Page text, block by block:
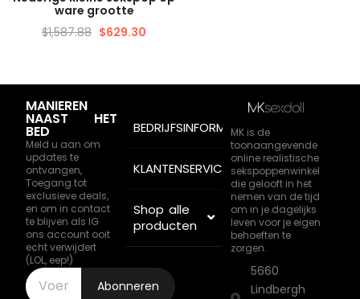
ware grootte
$1,587.88 $629.30
MANIEREN
NAAST HET
BED
Meld u aan om
updates te
ontvangen,
Toegang tot
exclusieve deals,
en om in contact
te blijven als IG
ons account ooit
echt verwijdert
(LOL, eep!)
Abonneren
BEDRIJFSINFORMATIE
KLANTENSERVICE
Shop alle
producten
MK is de
toonaangevende
online realistische
sekspoppenwinkel
die gelooft in het
nemen van de tijd
om in je dagelijks
leven voor je eigen
behoeften te
zorgen.
5660
Lindbergh